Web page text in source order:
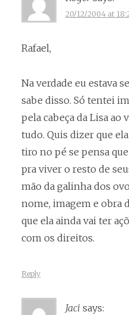
20/12/2004 at
Rafael,
Na verdade eu estava
sabe disso. Só tentei
pela cabeça da Lisa ao
tudo. Quis dizer que
tiro no pé se pensa
pra viver o resto de
mão da galinha dos
nome, imagem e obra
que ela ainda vai ter
com os direitos.
Reply
Jaci says: